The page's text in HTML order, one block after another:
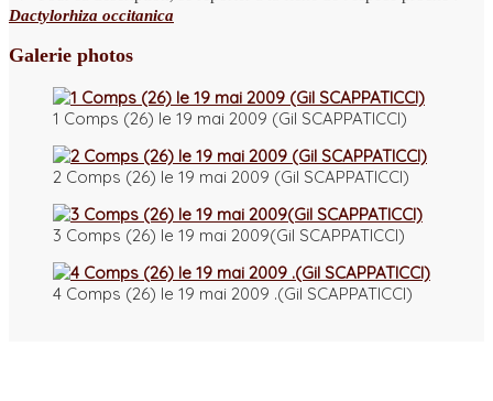
Dactylorhiza occitanica
Galerie photos
1 Comps (26) le 19 mai 2009 (Gil SCAPPATICCI)
2 Comps (26) le 19 mai 2009 (Gil SCAPPATICCI)
3 Comps (26) le 19 mai 2009(Gil SCAPPATICCI)
4 Comps (26) le 19 mai 2009 .(Gil SCAPPATICCI)